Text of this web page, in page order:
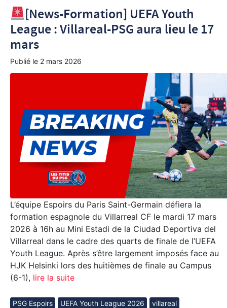
[News-Formation] UEFA Youth
League : Villareal-PSG aura lieu le 17
mars
Publié le 2 mars 2026
L’équipe Espoirs du Paris Saint-Germain défiera la
formation espagnole du Villarreal CF le mardi 17 mars
2026 à 16h au Mini Estadi de la Ciudad Deportiva del
Villarreal dans le cadre des quarts de finale de l’UEFA
Youth League. Après s’être largement imposés face au
HJK Helsinki lors des huitièmes de finale au Campus
(6-1), lire la suite
PSG Espoirs UEFA Youth League 2026 villareal